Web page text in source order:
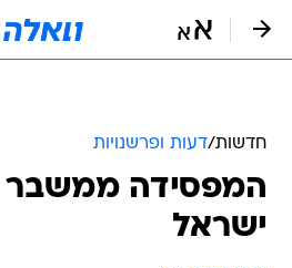
חדשות/דעות ופרשנויות
המפסידה ממשבר
ישראל